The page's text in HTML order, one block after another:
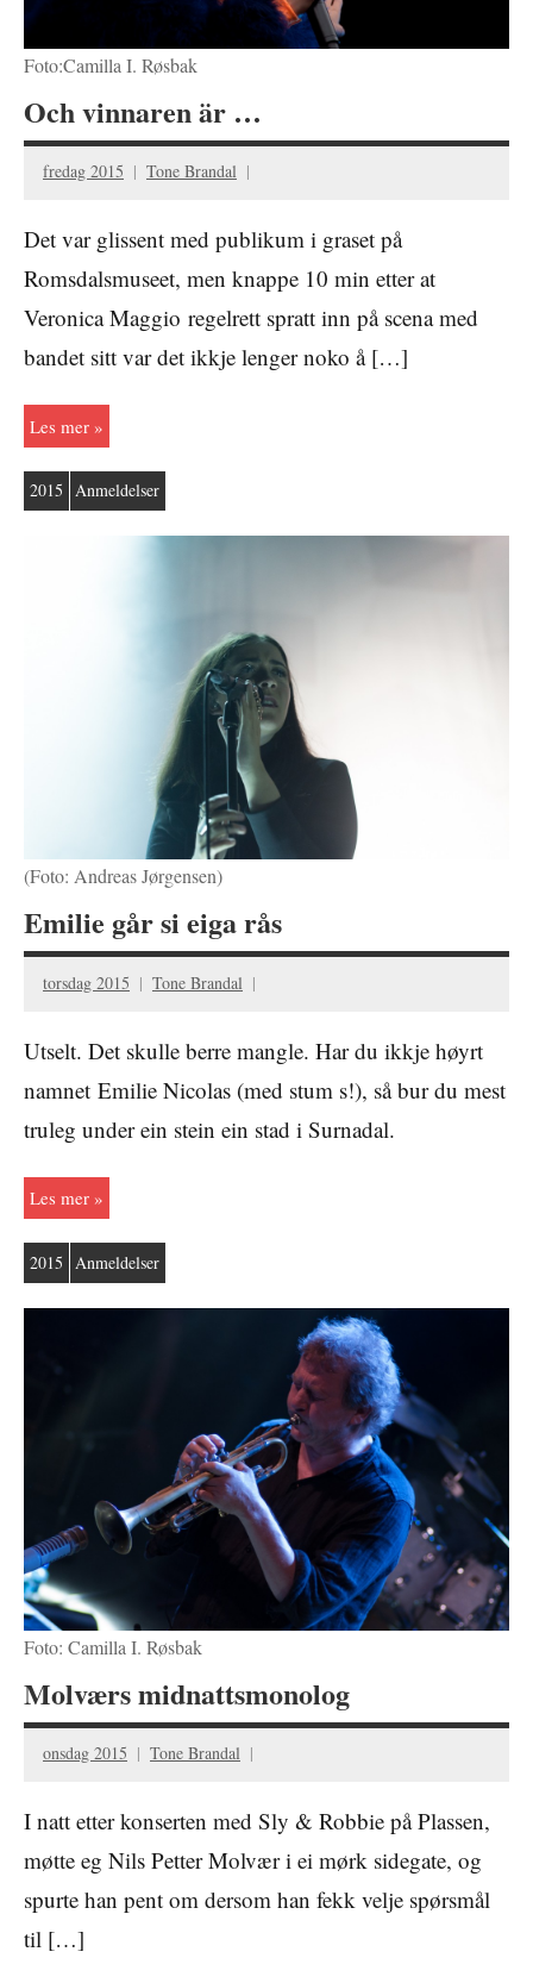
Foto:Camilla I. Røsbak
Och vinnaren är …
fredag 2015 Tone Brandal
Det var glissent med publikum i graset på
Romsdalsmuseet, men knappe 10 min etter at
Veronica Maggio regelrett spratt inn på scena med
bandet sitt var det ikkje lenger noko å […]
Les mer
2015 Anmeldelser
(Foto: Andreas Jørgensen)
Emilie går si eiga rås
torsdag 2015 Tone Brandal
Utselt. Det skulle berre mangle. Har du ikkje høyrt
namnet Emilie Nicolas (med stum s!), så bur du mest
truleg under ein stein ein stad i Surnadal.
Les mer
2015 Anmeldelser
Foto: Camilla I. Røsbak
Molværs midnattsmonolog
onsdag 2015 Tone Brandal
I natt etter konserten med Sly & Robbie på Plassen,
møtte eg Nils Petter Molvær i ei mørk sidegate, og
spurte han pent om dersom han fekk velje spørsmål
til […]